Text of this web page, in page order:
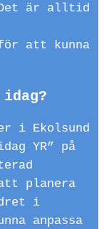
Det är alltid
att kunna
i Ekolsund
YR” på
planera
i
anpassa